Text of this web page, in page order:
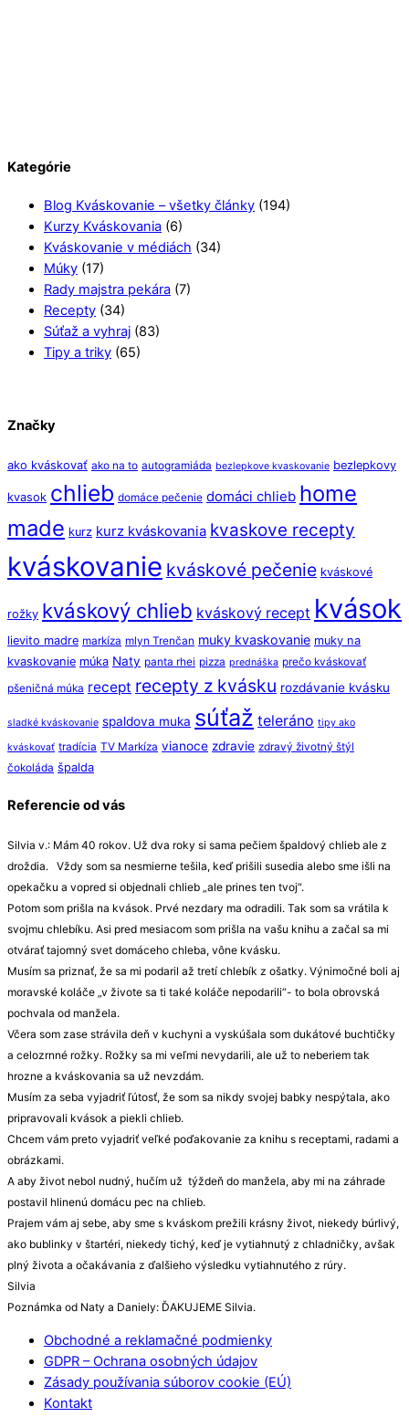
Kategórie
Blog Kváskovanie – všetky články (194)
Kurzy Kváskovania (6)
Kváskovanie v médiách (34)
Múky (17)
Rady majstra pekára (7)
Recepty (34)
Súťaž a vyhraj (83)
Tipy a triky (65)
Značky
ako kváskovať ako na to autogramiáda bezlepkove kvaskovanie bezlepkovy
kvasok chlieb domáce pečenie domáci chlieb home
made kurz kurz kváskovania kvaskove recepty
kváskovanie kváskové pečenie kváskové
rožky kváskový chlieb kváskový recept kvások
lievito madre markíza mlyn Trenčan muky kvaskovanie muky na
kvaskovanie múka Naty panta rhei pizza prednáška prečo kváskovať
pšeničná múka recept recepty z kvásku rozdávanie kvásku
sladké kváskovanie spaldova muka súťaž teleráno tipy ako
kváskovať tradícia TV Markíza vianoce zdravie zdravý životný štýl
čokoláda špalda
Referencie od vás
Silvia v.: Mám 40 rokov. Už dva roky si sama pečiem špaldový chlieb ale z
droždia. Vždy som sa nesmierne tešila, keď prišili susedia alebo sme išli na
opekačku a vopred si objednali chlieb „ale prines ten tvoj“.
Potom som prišla na kvások. Prvé nezdary ma odradili. Tak som sa vrátila k
svojmu chlebíku. Asi pred mesiacom som prišla na vašu knihu a začal sa mi
otvárať tajomný svet domáceho chleba, vône kvásku.
Musím sa priznať, že sa mi podaril až tretí chlebík z ošatky. Výnimočné boli aj
moravské koláče „v živote sa ti také koláče nepodarili“- to bola obrovská
pochvala od manžela.
Včera som zase strávila deň v kuchyni a vyskúšala som dukátové buchtičky
a celozrnné rožky. Rožky sa mi veľmi nevydarili, ale už to neberiem tak
hrozne a kváskovania sa už nevzdám.
Musím za seba vyjadriť ľútosť, že som sa nikdy svojej babky nespýtala, ako
pripravovali kvások a piekli chlieb.
Chcem vám preto vyjadriť veľké poďakovanie za knihu s receptami, radami a
obrázkami.
A aby život nebol nudný, hučím už týždeň do manžela, aby mi na záhrade
postavil hlinenú domácu pec na chlieb.
Prajem vám aj sebe, aby sme s kváskom prežili krásny život, niekedy búrlivý,
ako bublinky v štartéri, niekedy tichý, keď je vytiahnutý z chladničky, avšak
plný života a očakávania z ďalšieho výsledku vytiahnutého z rúry.
Silvia
Poznámka od Naty a Daniely: ĎAKUJEME Silvia.
Obchodné a reklamačné podmienky
GDPR – Ochrana osobných údajov
Zásady používania súborov cookie (EÚ)
Kontakt